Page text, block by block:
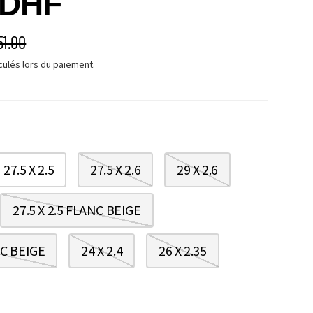
HABITUEL
lors du paiement.
27.5 X 2.5 27.5 X 2.6 29 X 2.6
27.5 X 2.5 FLANC BEIGE
BEIGE 24 X 2.4 26 X 2.35